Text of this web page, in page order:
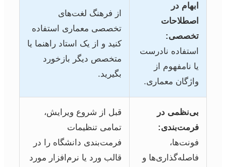
ابهام در
اصطلاحات
تخصصی:
استفاده نادرست
یا نامفهوم از
واژگان معماری.
از فرهنگ لغت‌های
تخصصی معماری استفاده
کنید و از یک استاد راهنما یا
متخصص دیگر بازخورد
بگیرید.
بی‌نظمی در
فرمت‌بندی:
فونت‌ها،
فاصله‌گذاری‌ها و
قبل از شروع ویرایش،
تمامی تنظیمات
فرمت‌بندی دانشگاه را در
قالب ورد یا نرم‌افزار مورد